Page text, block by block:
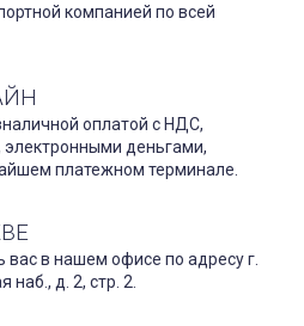
компанией по всей
оплатой с НДС,
электронными деньгами,
платежном терминале.
в нашем офисе по адресу г.
д. 2, стр. 2.